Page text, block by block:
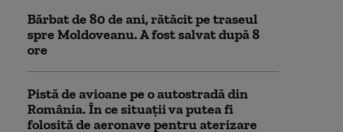
Bărbat de 80 de ani, rătăcit pe traseul
spre Moldoveanu. A fost salvat după 8
ore
Pistă de avioane pe o autostradă din
România. În ce situații va putea fi
folosită de aeronave pentru aterizare